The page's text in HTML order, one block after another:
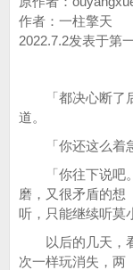
作者：一柱擎天
2022.7.2发表于第
第
「都决心断了后
道。
「你还这么着急
「你往下说吧。
磨，又很矛盾的想
听，只能继续听莫
以后的几天，看
次一样玩消失，两